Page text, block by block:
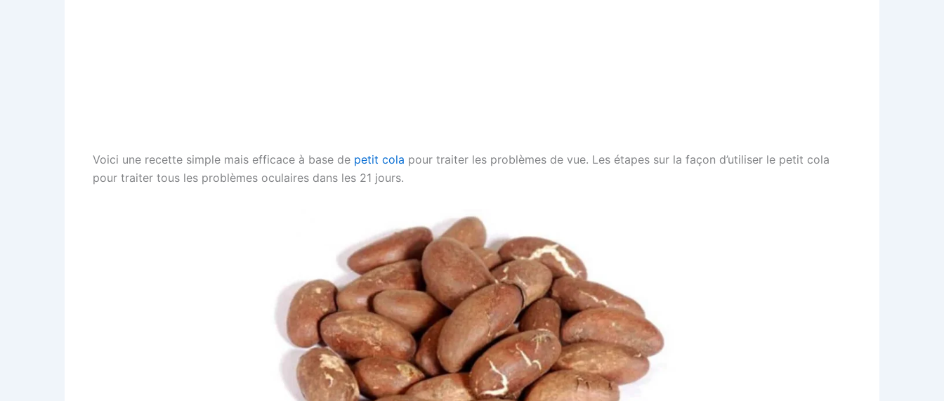
Voici une recette simple mais efficace à base de petit cola pour traiter les problèmes de vue. Les étapes sur la façon d’utiliser le petit cola
pour traiter tous les problèmes oculaires dans les 21 jours.